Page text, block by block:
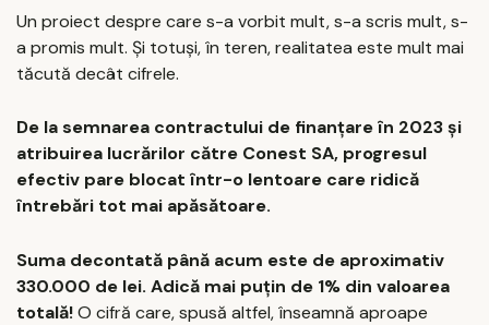
Un proiect despre care s-a vorbit mult, s-a scris mult, s-
a promis mult. Și totuși, în teren, realitatea este mult mai
tăcută decât cifrele.
De la semnarea contractului de finanțare în 2023 și
atribuirea lucrărilor către Conest SA, progresul
efectiv pare blocat într-o lentoare care ridică
întrebări tot mai apăsătoare.
Suma decontată până acum este de aproximativ
330.000 de lei. Adică mai puțin de 1% din valoarea
totală!O cifră care, spusă altfel, înseamnă aproape